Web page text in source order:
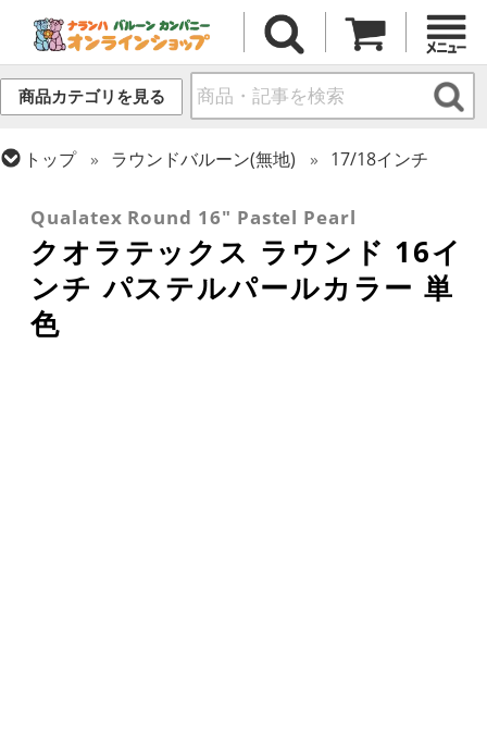
商品カテゴリを見る
トップ ラウンドバルーン(無地)
17/18インチ
Qualatex Round 16" Pastel Pearl
クオラテックス ラウンド 16イ
ンチ パステルパールカラー 単
色